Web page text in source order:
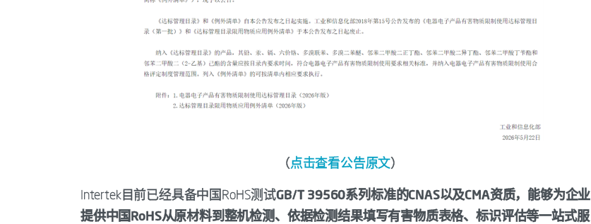
（点击查看公告原文）
Intertek目前已经具备中国RoHS测试GB/T 39560系列标准的CNAS以及CMA资质，能够为企业
提供中国RoHS从原材料到整机检测、依据检测结果填写有害物质表格、标识评估等一站式服